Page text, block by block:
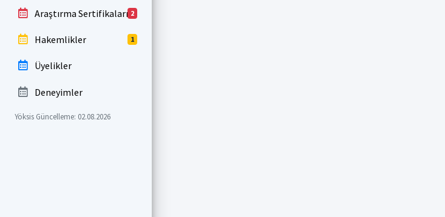
Araştırma Sertifikaları 2
Hakemlikler 1
Üyelikler
Deneyimler
Yöksis Güncelleme: 02.08.2026